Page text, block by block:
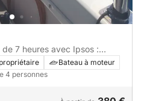
7 heures avec Ipsos :
explorez
Bateau à moteur
4 personnes